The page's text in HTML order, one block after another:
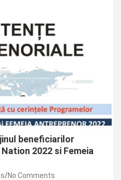
beneficiarilor
2022 si Femeia
No Comments